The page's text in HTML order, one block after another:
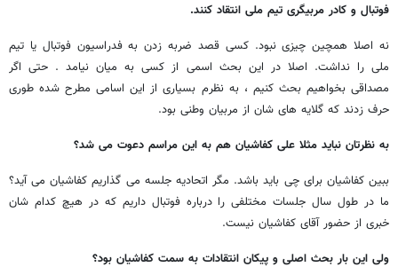
فوتبال و کادر مربیگری تیم ملی انتقاد کنند.
نه اصلا همچین چیزی نبود. کسی قصد ضربه زدن به فدراسیون فوتبال یا تیم
ملی را نداشت. اصلا در این بحث اسمی از کسی به میان نیامد . حتی اگر
مصداقی بخواهیم بحث کنیم ، به نظرم بسیاری از این اسامی مطرح شده طوری
حرف زدند که گلایه های شان از مربیان وطنی بود.
به نظرتان نباید مثلا علی کفاشیان هم به این مراسم دعوت می شد؟
ببین کفاشیان برای چی باید باشد. مگر اتحادیه جلسه می گذاریم کفاشیان می آید؟
ما در طول سال جلسات مختلفی را درباره فوتبال داریم که در هیچ کدام شان
خبری از حضور آقای کفاشیان نیست.
ولی این بار بحث اصلی و پیکان انتقادات به سمت کفاشیان بود؟